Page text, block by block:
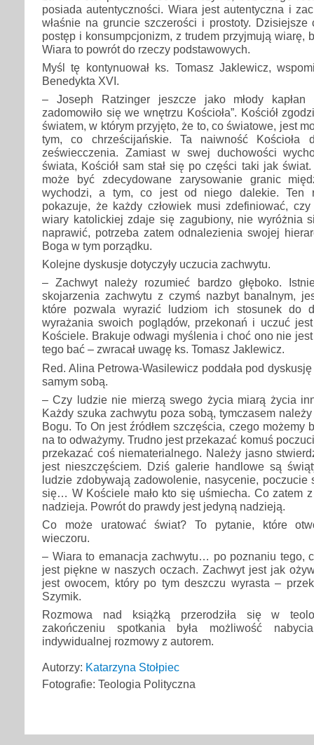
posiada autentyczności. Wiara jest autentyczna i
właśnie na gruncie szczerości i prostoty. Dzisiejsze
postęp i konsumpcjonizm, z trudem przyjmują wiarę,
Wiara to powrót do rzeczy podstawowych.
Myśl tę kontynuował ks. Tomasz Jaklewicz,
Benedykta XVI.
– Joseph Ratzinger jeszcze jako młody kapłan
zadomowiło się we wnętrzu Kościoła”. Kościół
światem, w którym przyjęto, że to, co światowe, jest
tym, co chrześcijańskie. Ta naiwność Kościoła
zeświecczenia. Zamiast w swej duchowości
świata, Kościół sam stał się po części taki jak
może być zdecydowane zarysowanie granic
wychodzi, a tym, co jest od niego dalekie. Ten
pokazuje, że każdy człowiek musi zdefiniować,
wiary katolickiej zdaje się zagubiony, nie wyróżnia
naprawić, potrzeba zatem odnalezienia swojej
Boga w tym porządku.
Kolejne dyskusje dotyczyły uczucia zachwytu.
– Zachwyt należy rozumieć bardzo głęboko.
skojarzenia zachwytu z czymś nazbyt banalnym,
które pozwala wyrazić ludziom ich stosunek do
wyrażania swoich poglądów, przekonań i uczuć
Kościele. Brakuje odwagi myślenia i choć ono nie
tego bać – zwracał uwagę ks. Tomasz Jaklewicz.
Red. Alina Petrowa-Wasilewicz poddała pod
samym sobą.
– Czy ludzie nie mierzą swego życia miarą życia
Każdy szuka zachwytu poza sobą, tymczasem
Bogu. To On jest źródłem szczęścia, czego możemy
na to odważymy. Trudno jest przekazać komuś
przekazać coś niematerialnego. Należy jasno
jest nieszczęściem. Dziś galerie handlowe są
ludzie zdobywają zadowolenie, nasycenie, poczucie
się… W Kościele mało kto się uśmiecha. Co zatem
nadzieja. Powrót do prawdy jest jedyną nadzieją.
Co może uratować świat? To pytanie, które
wieczoru.
– Wiara to emanacja zachwytu… po poznaniu tego,
jest piękne w naszych oczach. Zachwyt jest jak
jest owocem, który po tym deszczu wyrasta –
Szymik.
Rozmowa nad książką przerodziła się w
zakończeniu spotkania była możliwość
indywidualnej rozmowy z autorem.
Autorzy: Katarzyna Stołpiec
Fotografie: Teologia Polityczna